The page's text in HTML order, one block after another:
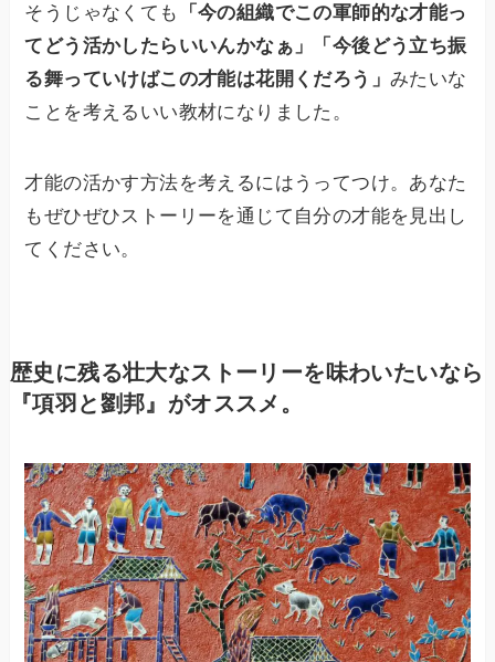
そうじゃなくても
「今の組織でこの軍師的な才能っ
てどう活かしたらいいんかなぁ」「今後どう立ち振
る舞っていけばこの才能は花開くだろう」みたいな
ことを考えるいい教材になりました。
才能の活かす方法を考えるにはうってつけ。あなた
もぜひぜひストーリーを通じて自分の才能を見出し
てください。
歴史に残る壮大なストーリーを味わいたいなら
『項羽と劉邦』がオススメ。